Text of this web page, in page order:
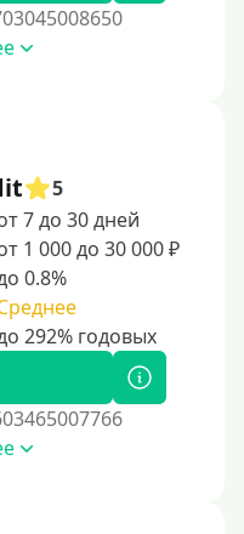
5
7 до 30 дней
1 000 до 30 000 ₽
0.8%